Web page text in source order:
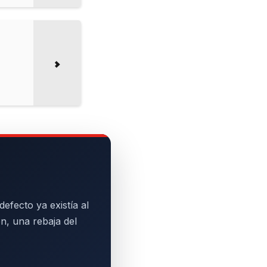
ya existía al
una rebaja del